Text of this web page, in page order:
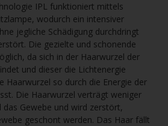
IPL funktioniert mittels
wodurch ein intensiver
jegliche Schädigung durchdringt
Die gezielte und schonende
da sich in der Haarwurzel der
und dieser die Lichtenergie
Haarwurzel so durch die Energie der
Die Haarwurzel verträgt weniger
das Gewebe und wird zerstört,
geschont werden. Das Haar fällt